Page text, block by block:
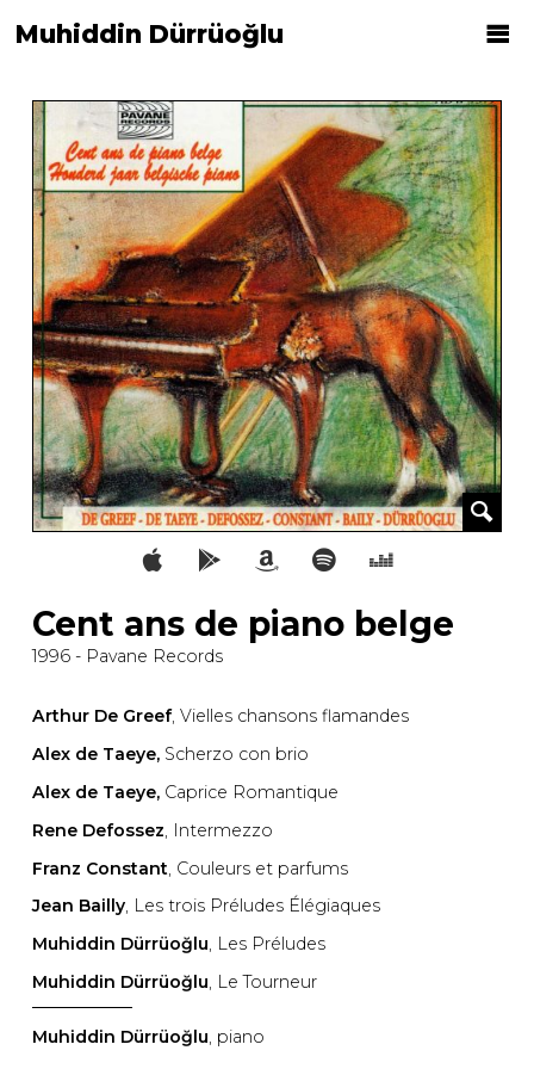
Muhiddin Dürrüoğlu
Cent ans de piano belge
1996 - Pavane Records
Arthur De Greef, Vielles chansons flamandes
Alex de Taeye, Scherzo con brio
Alex de Taeye, Caprice Romantique
Rene Defossez, Intermezzo
Franz Constant , Couleurs et parfums
Jean Bailly, Les trois Préludes Élégiaques
Muhiddin Dürrüoğlu, Les Préludes
Muhiddin Dürrüoğlu, Le Tourneur
Muhiddin Dürrüoğlu, piano